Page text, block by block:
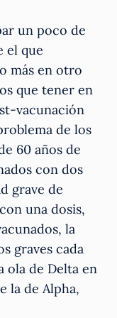
un poco de
el que
más en otro
que tener en
vacunación
de los
60 años de
con dos
grave de
una dosis,
la
graves cada
ola de Delta en
la de Alpha,